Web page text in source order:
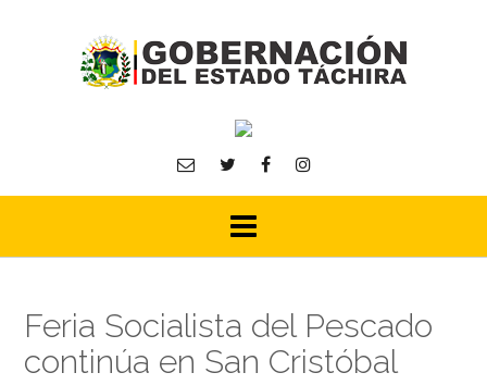
Feria Socialista del Pescado
continúa en San Cristóbal